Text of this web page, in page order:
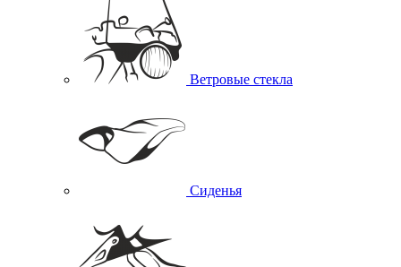
Ветровые стекла
Сиденья